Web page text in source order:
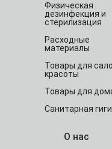
Физическая
дезинфекция и
стерилизация
Расходные
материалы
Товары для
красоты
Товары для
Санитарная
О нас